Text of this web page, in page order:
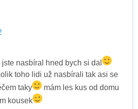
nasbíral hned bych si dal
toho lidi už nasbírali tak asi se
taky
mám les kus od domu
kousek